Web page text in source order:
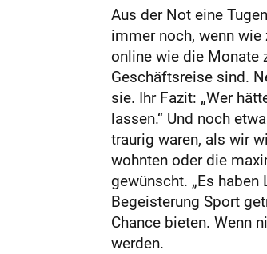
Aus der Not eine
immer noch, wenn
online wie die Monate
Geschäftsreise sind.
sie. Ihr Fazit: „Wer
lassen.“ Und noch
traurig waren, als wir
wohnten oder die
gewünscht. „Es
Begeisterung Sport
Chance bieten. Wenn
werden.